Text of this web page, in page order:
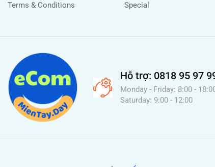
Terms & Conditions
Special
Hỗ trợ: 0818 95 97
Monday - Friday: 8:00 -
Saturday: 9:00 - 12:00